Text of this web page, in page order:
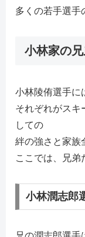
多くの若手選手
小林家の
小林陵侑選手に
それぞれがスキ
しての
絆の強さと家族
ここでは、兄弟
小林潤志郎